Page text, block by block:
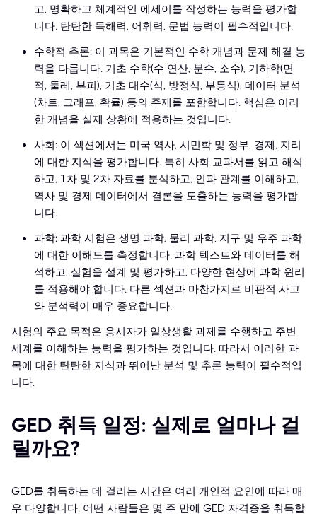
고, 명확하고 체계적인 에세이를 작성하는 능력을 평가합
니다. 탄탄한 독해력, 어휘력, 문법 능력이 필수적입니다.
수학적 추론: 이 과목은 기본적인 수학 개념과 문제 해결 능
력을 다룹니다. 기초 수학(수 연산, 분수, 소수), 기하학(면
적, 둘레, 부피), 기초 대수(식, 방정식, 부등식), 데이터 분석
(차트, 그래프, 확률) 등의 주제를 포함합니다. 핵심은 이러
한 개념을 실제 상황에 적용하는 것입니다.
사회: 이 섹션에서는 미국 역사, 시민학 및 정부, 경제, 지리
에 대한 지식을 평가합니다. 특히 사회 교과서를 읽고 해석
하고, 1차 및 2차 자료를 분석하고, 인과 관계를 이해하고,
역사 및 경제 데이터에서 결론을 도출하는 능력을 평가합
니다.
과학: 과학 시험은 생명 과학, 물리 과학, 지구 및 우주 과학
에 대한 이해도를 측정합니다. 과학 텍스트와 데이터를 해
석하고, 실험을 설계 및 평가하고, 다양한 현상에 과학 원리
를 적용해야 합니다. 다른 섹션과 마찬가지로 비판적 사고
와 분석력이 매우 중요합니다.
시험의 주요 목적은 응시자가 일상생활 과제를 수행하고 주변
세계를 이해하는 능력을 평가하는 것입니다. 따라서 이러한 과
목에 대한 탄탄한 지식과 뛰어난 분석 및 추론 능력이 필수적입
니다.
GED 취득 일정: 실제로 얼마나 걸
릴까요?
GED를 취득하는 데 걸리는 시간은 여러 개인적 요인에 따라 매
우 다양합니다. 어떤 사람들은 몇 주 만에 GED 자격증을 취득할